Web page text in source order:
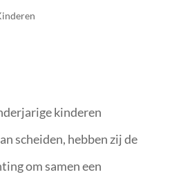
kinderen
scheiden, hebben zij de
om samen een